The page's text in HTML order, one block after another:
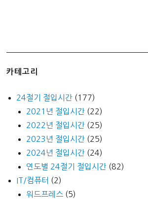
카테고리
24절기 절입시간 (177)
2021년 절입시간 (22)
2022년 절입시간 (25)
2023년 절입시간 (25)
2024년 절입시간 (24)
연도별 24절기 절입시간 (82)
IT/컴퓨터 (2)
워드프레스 (5)